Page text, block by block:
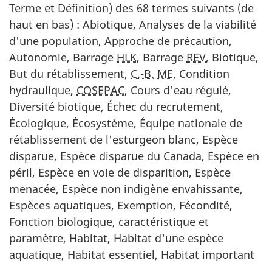
Terme et Définition) des 68 termes suivants (de
haut en bas) : Abiotique, Analyses de la viabilité
d'une population, Approche de précaution,
Autonomie, Barrage HLK, Barrage REV, Biotique,
But du rétablissement, C.-B. ME, Condition
hydraulique, COSEPAC, Cours d'eau régulé,
Diversité biotique, Échec du recrutement,
Écologique, Écosystème, Équipe nationale de
rétablissement de l'esturgeon blanc, Espèce
disparue, Espèce disparue du Canada, Espèce en
péril, Espèce en voie de disparition, Espèce
menacée, Espèce non indigène envahissante,
Espèces aquatiques, Exemption, Fécondité,
Fonction biologique, caractéristique et
paramètre, Habitat, Habitat d'une espèce
aquatique, Habitat essentiel, Habitat important